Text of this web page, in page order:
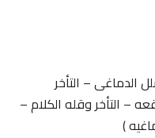
الدماغى – التأخر
– التأخر وقله الكلام –
)